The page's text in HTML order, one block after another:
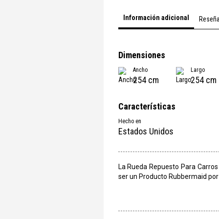
Información adicional
Dimensiones
Ancho
254 cm
Largo
254 cm
Características
Hecho en
Estados Unidos
La Rueda Repuesto Para
ser un Producto Rubbermaid